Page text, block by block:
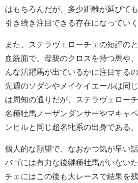
はもちろんだが、多少距離が延びて
引き続き注目できる存在になっていく
また、ステラヴェローチェの短評の
血統面で、母親のクロスを持つ馬や
んな活躍馬が出ているかに注目する
先週のソダシやメイケイエールは同
は周知の通りだが、ステラヴェロー
名種牡馬ノーザンダンサーやマキャ
ンヒルと同じ超名牝系の出身である。
個人的な願望で、なおかつ気が早い
バゴには有力な後継種牡馬がいない
チェにはこの後も大レースで結果を